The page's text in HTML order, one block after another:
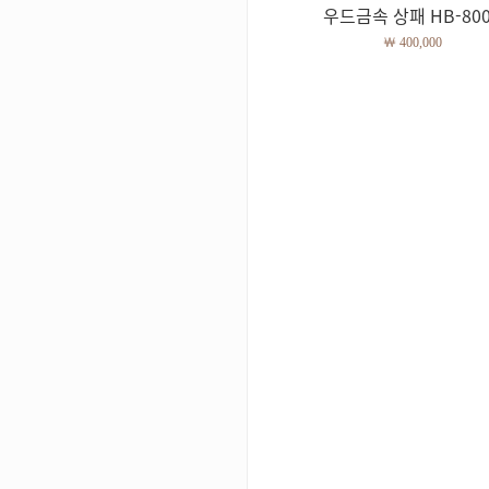
우드금속 상패 HB-
￦ 400,000